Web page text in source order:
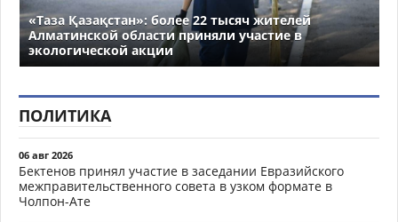
«Таза Қазақстан»: более 22 тысяч жителей
Алматинской области приняли участие в
экологической акции
ПОЛИТИКА
06 авг 2026
Бектенов принял участие в заседании Евразийского
межправительственного совета в узком формате в
Чолпон-Ате